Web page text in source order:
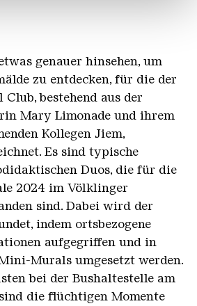
genauer hinsehen, um
zu entdecken, für die der
bestehend aus der
Mary Limonade und ihrem
Kollegen Jiem,
Es sind typische
Duos, die für die
2024 im Völklinger
sind. Dabei wird der
indem ortsbezogene
aufgegriffen und in
Murals umgesetzt werden.
bei der Bushaltestelle am
die flüchtigen Momente